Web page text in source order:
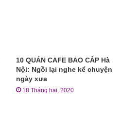
10 QUÁN CAFE BAO CẤP Hà
Nội: Ngồi lại nghe kể chuyện
ngày xưa
18 Tháng hai, 2020